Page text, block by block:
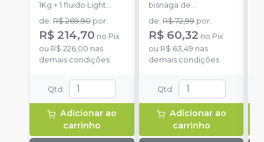
1Kg + 1 fluido Light
Body 120g + 1
catalisador 60ml.
de:R$ 269,90 por:
R$ 214,70 no Pix
ou R$ 226,00 nas
demais condições
Qtd :
Adicionar ao
carrinho
bisnaga de
catalisador com 50g.
de: R$ 72,99 por:
R$ 60,32 no Pix
ou R$ 63,49 nas
demais condições
Qtd :
Adicionar ao
carrinho